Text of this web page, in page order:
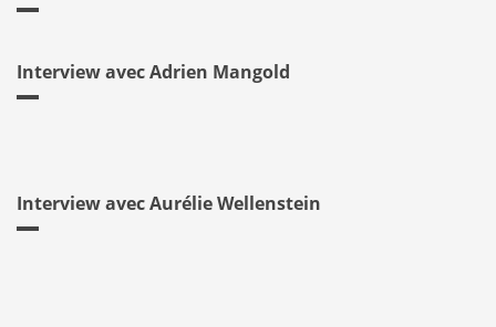
Interview avec Adrien Mangold
Interview avec Aurélie Wellenstein